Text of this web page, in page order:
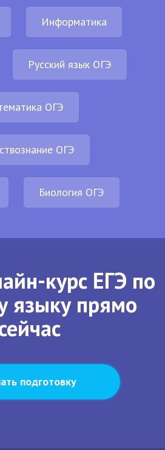
Информатика
Русский язык ОГЭ
ОГЭ
ОГЭ
Биология ОГЭ
курс ЕГЭ по
языку прямо
подготовку